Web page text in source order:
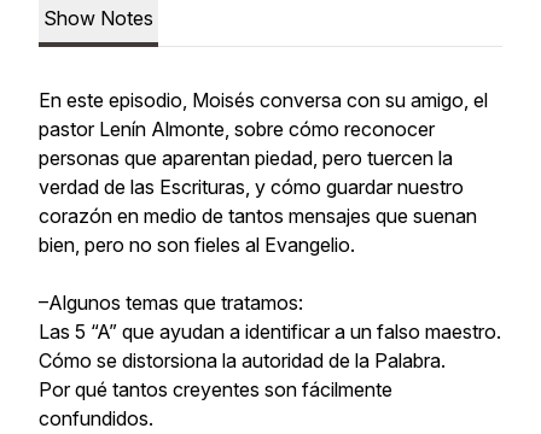
Show Notes
En este episodio, Moisés conversa con su amigo, el
pastor Lenín Almonte, sobre cómo reconocer
personas que aparentan piedad, pero tuercen la
verdad de las Escrituras, y cómo guardar nuestro
corazón en medio de tantos mensajes que suenan
bien, pero no son fieles al Evangelio.
–Algunos temas que tratamos:
Las 5 “A” que ayudan a identificar a un falso maestro.
Cómo se distorsiona la autoridad de la Palabra.
Por qué tantos creyentes son fácilmente
confundidos.